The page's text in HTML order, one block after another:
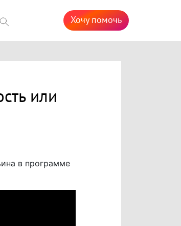
Хочу помочь
или
в программе